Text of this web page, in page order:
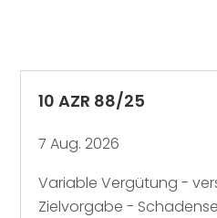
10 AZR 88/25
7 Aug. 2026
Variable Vergütung -
Zielvorgabe -